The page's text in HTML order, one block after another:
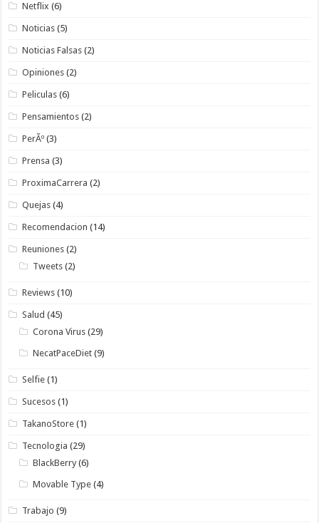
Netflix (6)
Noticias (5)
Noticias Falsas (2)
Opiniones (2)
Peliculas (6)
Pensamientos (2)
PerÃº (3)
Prensa (3)
ProximaCarrera (2)
Quejas (4)
Recomendacion (14)
Reuniones (2)
Tweets (2)
Reviews (10)
Salud (45)
Corona Virus (29)
NecatPaceDiet (9)
Selfie (1)
Sucesos (1)
TakanoStore (1)
Tecnologia (29)
BlackBerry (6)
Movable Type (4)
Trabajo (9)